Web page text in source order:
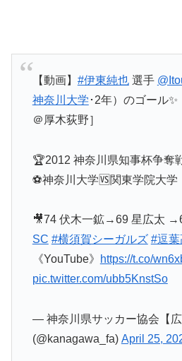
【動画】 #伊東純也選手
神奈川大学 ･2年）のゴール
＠厚木荻野］
🏆2012 神奈川県知事杯争奪
⚽神奈川大学🆚関東学院大学
🎥74 伏木一鉱→69 星広太
SC #横須賀シーガルズ #逗葉
《YouTube》
https://t.co/
pic.twitter.com/ubb5KnstSo
— 神奈川県サッカー協会【広
(@kanagawa_fa) April 25,